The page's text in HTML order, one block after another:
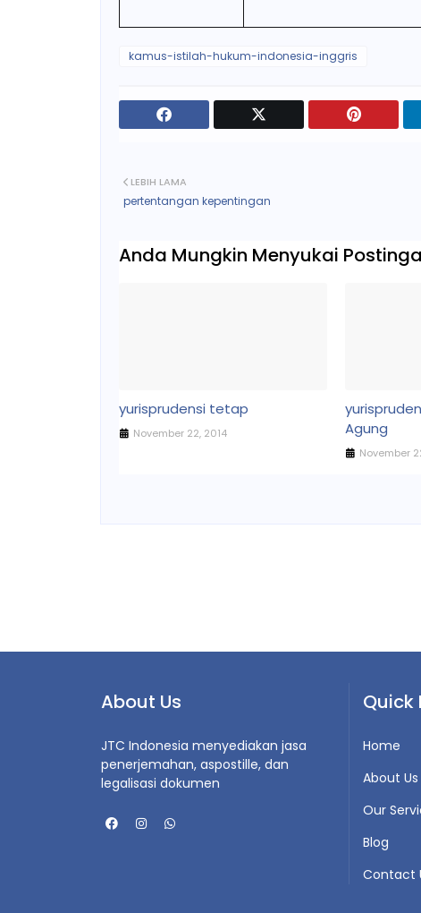
kamus-istilah-hukum-indonesia-inggris
LEBIH LAMA
pertentangan kepentingan
Anda Mungkin Menyukai
yurisprudensi tetap
November 22, 2014
Agung
November
About Us
JTC Indonesia menyediakan jasa
penerjemahan, aspostille, dan
legalisasi dokumen
Quick
Home
About Us
Our
Blog
Contact